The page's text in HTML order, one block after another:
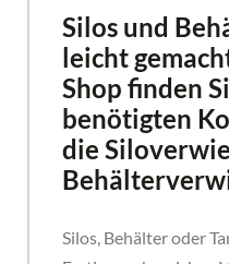
Silos und
leicht
Shop finden
benötigten
die
Silos, Behälter oder